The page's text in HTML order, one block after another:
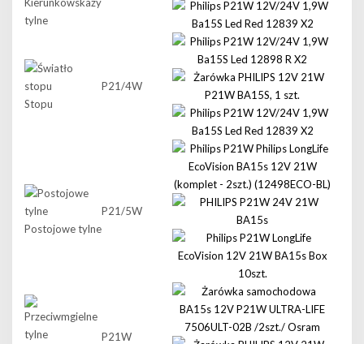
tylne
Stopu
P21/4W
Postojowe tylne
P21/5W
P21W